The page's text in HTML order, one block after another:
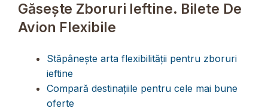
Găsește Zboruri Ieftine. Bilete De
Avion Flexibile
Stăpânește arta flexibilității pentru zboruri
ieftine
Compară destinațiile pentru cele mai bune
oferte